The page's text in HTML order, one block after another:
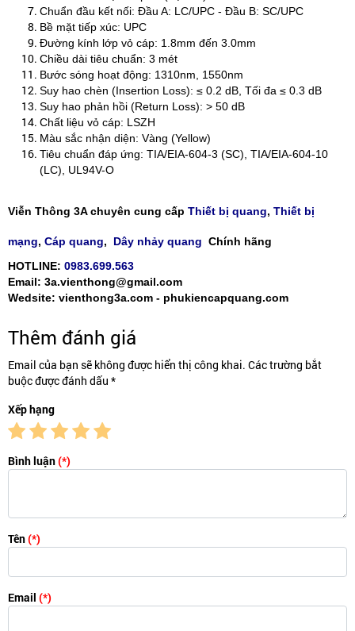
Chuẩn đầu kết nối: Đầu A: LC/UPC - Đầu B: SC/UPC
Bề mặt tiếp xúc: UPC
Đường kính lớp vỏ cáp: 1.8mm đến 3.0mm
Chiều dài tiêu chuẩn: 3 mét
Bước sóng hoạt động: 1310nm, 1550nm
Suy hao chèn (Insertion Loss): ≤ 0.2 dB, Tối đa ≤ 0.3 dB
Suy hao phản hồi (Return Loss): > 50 dB
Chất liệu vỏ cáp: LSZH
Màu sắc nhận diện: Vàng (Yellow)
Tiêu chuẩn đáp ứng: TIA/EIA-604-3 (SC), TIA/EIA-604-10
(LC), UL94V-O
Viễn Thông 3A chuyên cung cấp Thiết bị quang, Thiết bị
mạng, Cáp quang, Dây nhảy quang Chính hãng
HOTLINE: 0983.699.563
Email: 3a.vienthong@gmail.com
Wedsite: vienthong3a.com - phukiencapquang.com
Thêm đánh giá
Email của bạn sẽ không được hiển thị công khai. Các trường bắt
buộc được đánh dấu *
Xếp hạng
Bình luận(*)
Tên(*)
Email (*)